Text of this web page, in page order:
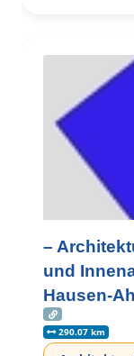
–
und
Hausen-
290.07 km